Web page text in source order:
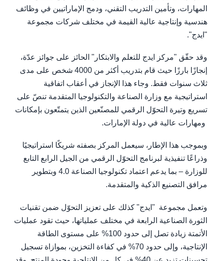
المهارات، وتأمين التدريب التقني، ودمج الإماراتيين في وظائف
هندسية وإنتاجية عالية القيمة في مختلف شركات مجموعة
"ايدج".
وقد حقّق "مركز ايدج للتعلم والابتكار" الحائز على جوائز عدّة،
إنجازًا بارزًا حيث قام بتدريب أكثر من 4000 شخص على مدى
ثلاث سنوات فقط. وجاء هذا الإنجاز في أعقاب اتفاقية
استراتيجية مع وزارة الصناعة والتكنولوجيا المتقدمة تنصّ على
تسريع وتيرة التحوّل الرقمي للمصنّعين الذين يتمتّعون بإمكانات
ومهارات عالية في دولة الإمارات.
وبموجب هذا الإطار، سيعمل المركز بصفته شريكًا استراتيجيًا
وذراعًا تنفيذية لبرنامج التحوّل الرقمي من الجيل الرابع التابع
للوزارة – بما يدعم اعتماد تكنولوجيا الصناعة 4.0 وبتطوير
مرافق التصنيع الذكية والمتقدمة.
وتعمل مجموعة "ايدج" كذلك على تعزيز التحوّل ضمن تقنيات
الثورة الصناعية الرابعة في مختلف عملياتها، حيث تقود عمليات
الأتمتة زيادة تصل إلى حدود 100% على مستوى الطاقة
الإنتاجية، وإلى حدود 70% في كفاءة التخزين، بموازاة تسجيل